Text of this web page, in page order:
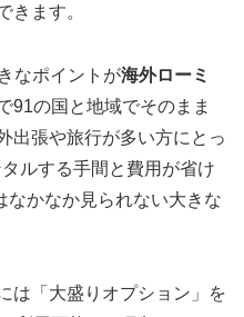
きます。
なポイントが海外ローミ
91の国と地域でそのまま
出張や旅行が多い方にとっ
ルする手間と費用が省け
なかなか見られない大きな
は「大盛りオプション」を